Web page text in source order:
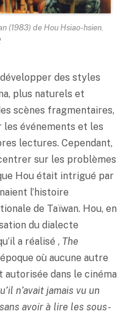
(1983) de Hou Hsiao-hsien.
des styles
plus naturels et
scènes fragmentaires,
événements et les
lectures. Cependant,
sur les problèmes
Hou était intrigué par
l’histoire
de Taïwan. Hou, en
du dialecte
a réalisé , The
où aucune autre
autorisée dans le cinéma
n’avait jamais vu un
avoir à lire les sous-